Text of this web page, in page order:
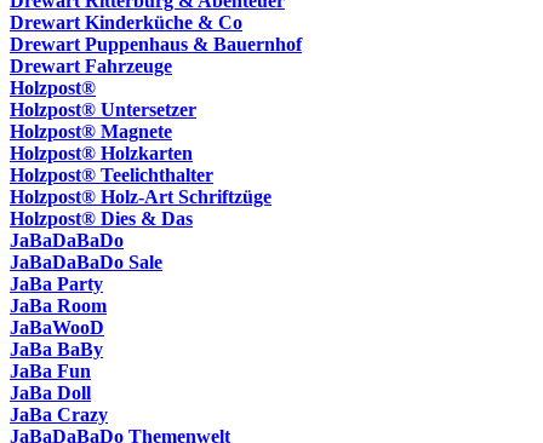
Drewart Kinderküche & Co
Drewart Puppenhaus & Bauernhof
Drewart Fahrzeuge
Holzpost®
Holzpost® Untersetzer
Holzpost® Magnete
Holzpost® Holzkarten
Holzpost® Teelichthalter
Holzpost® Holz-Art Schriftzüge
Holzpost® Dies & Das
JaBaDaBaDo
JaBaDaBaDo Sale
JaBa Party
JaBa Room
JaBaWooD
JaBa BaBy
JaBa Fun
JaBa Doll
JaBa Crazy
JaBaDaBaDo Themenwelt